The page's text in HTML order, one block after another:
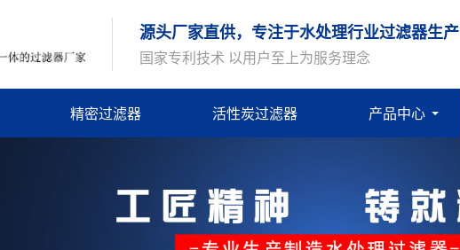
源头厂家直供，专注于水处理行业过滤器生产
国家专利技术 以用户至上为服务理念
精密过滤器 活性炭过滤器 产品中心